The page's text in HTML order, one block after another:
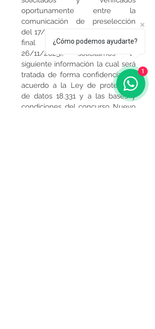
oportunamente entre la
comunicación de preselección
del 17/11/2025 y el pasaje al Pitch
final que se realizará el
26/11/2025), solicitamos la
siguiente información la cual será
tratada de forma confidencial de
acuerdo a la Ley de protección
de datos 18.331 y a las bases y
condiciones del concurso Nuevo
¿Cómo podemos ayudarte?
1